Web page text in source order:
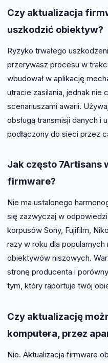
Czy aktualizacja
uszkodzić obiektyw?
Ryzyko trwałego
przerywasz procesu w
wbudował w aplikację
utracie zasilania, jednak nie
scenariuszami awarii.
obsługą transmisji danych i
podłączony do sieci przez
Jak często 7Artisans
firmware?
Nie ma ustalonego
się zazwyczaj w
korpusów Sony, Fujifilm,
razy w roku dla popularnych
obiektywów niszowych.
stronę producenta i
tym, który raportuje twój
Czy aktualizację
komputera, przez
Nie. Aktualizacja firmware